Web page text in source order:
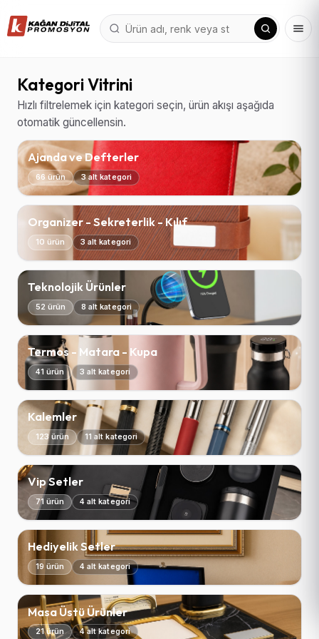
Kategori Vitrini
Hızlı filtrelemek için kategori seçin, ürün akışı aşağıda
otomatik güncellensin.
Ajanda ve Defterler
66 ürün 3 alt kategori
Organizer - Sekreterlik - Kılıf
10 ürün 3 alt kategori
Teknolojik Ürünler
52 ürün 8 alt kategori
Termos - Matara - Kupa
41 ürün 3 alt kategori
Kalemler
123 ürün 11 alt kategori
Vip Setler
71 ürün 4 alt kategori
Hediyelik Setler
19 ürün 4 alt kategori
Masa Üstü Ürünler
21 ürün 4 alt kategori